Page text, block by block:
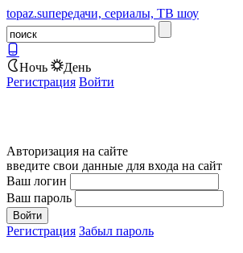
topaz.suпередачи, сериалы, ТВ шоу
Ночь
День
Регистрация Войти
Авторизация на сайте
введите свои данные для входа на сайт
Ваш логин
Ваш пароль
Регистрация Забыл пароль